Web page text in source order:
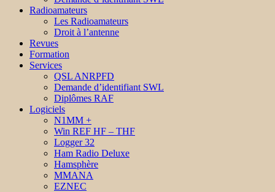
Radioamateurs
Les Radioamateurs
Droit à l’antenne
Revues
Formation
Services
QSL ANRPFD
Demande d’identifiant SWL
Diplômes RAF
Logiciels
N1MM +
Win REF HF – THF
Logger 32
Ham Radio Deluxe
Hamsphère
MMANA
EZNEC